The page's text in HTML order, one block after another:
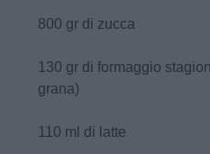
800 gr di zucca
130 gr di formaggio
grana)
110 ml di latte